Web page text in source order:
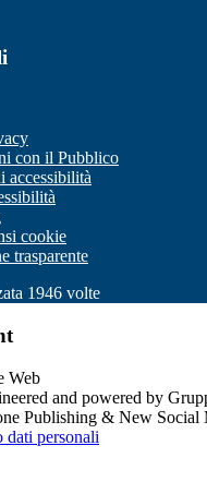
con il Pubblico
accessibilità
cookie
trasparente
1946 volte
and powered by
Publishing & New Social
dati personali